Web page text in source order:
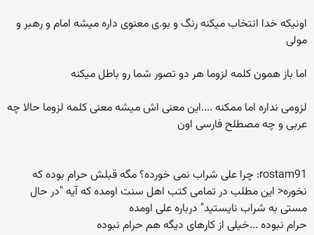
اونیکه خدا انتخاب میکنه رنگ و بو.ی معنوی داره میشه امام و رهبر و
مولی
اما باز همون کلمه لزوما هر دو تصور شما رو باطل میکنه
لزومی نداره اما ممکنه ....این معنی اش میشه معنی کلمه لزوما حالا چه
عربی و چه مصطلح فارسی اون
rostam91: چرا علی شراب نمی خورده؟ مگه قبلش حرام بوده که
نخوره< این مطلب در تمامی کتب اهل سنت اومده که آیه "در حال
مستی به شراب نایستید" درباره علی اومده
حرام نبوده ...خیلی از کارهای دیگه هم حرام نبوده